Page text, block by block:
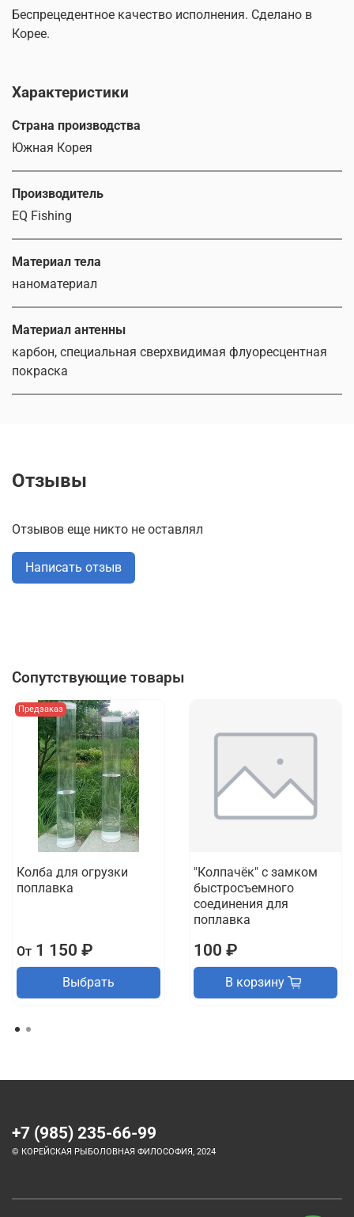
Беспрецедентное качество исполнения. Сделано в
Корее.
Характеристики
Страна производства
Южная Корея
Производитель
EQ Fishing
Материал тела
наноматериал
Материал антенны
карбон, специальная сверхвидимая флуоресцентная
покраска
Отзывы
Отзывов еще никто не оставлял
Написать отзыв
Сопутствующие товары
Предзаказ
Колба для огрузки
поплавка
От1 150 ₽
Выбрать
"Колпачёк" с замком
быстросъемного
соединения для
поплавка
100 ₽
В корзину
+7 (985) 235-66-99
© КОРЕЙСКАЯ РЫБОЛОВНАЯ ФИЛОСОФИЯ, 2024